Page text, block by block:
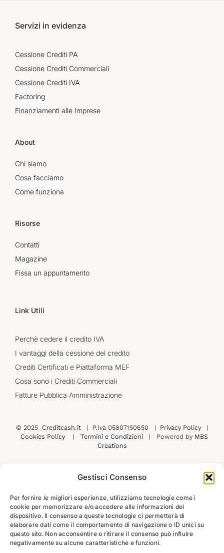
Gestisci Consenso
Per fornire le migliori esperienze, utilizziamo tecnologie come i
cookie per memorizzare e/o accedere alle informazioni del
dispositivo. Il consenso a queste tecnologie ci permetterà di
elaborare dati come il comportamento di navigazione o ID unici su
questo sito. Non acconsentire o ritirare il consenso può influire
negativamente su alcune caratteristiche e funzioni.
Servizi in evidenza
Cessione Crediti PA
Cessione Crediti Commerciali
Cessione Crediti IVA
Factoring
Finanziamenti alle Imprese
About
Chi siamo
Cosa facciamo
Come funziona
Risorse
Contatti
Magazine
Fissa un appuntamento
Link Utili
Perchè cedere il credito IVA
I vantaggi della cessione del credito
Crediti Certificati e Piattaforma MEF
Cosa sono i Crediti Commerciali
Fatture Pubblica Amministrazione
© 2025 Creditcash.it| P.Iva 05807150650 | Privacy Policy|
Cookies Policy| Termini e Condizioni| Powered by MBS
Creations
Contatti Prenota una consulenza
Iscriviti alla nostra newsletter
Iscrivendoti alla newsletter, acconsenti di ricevere email con